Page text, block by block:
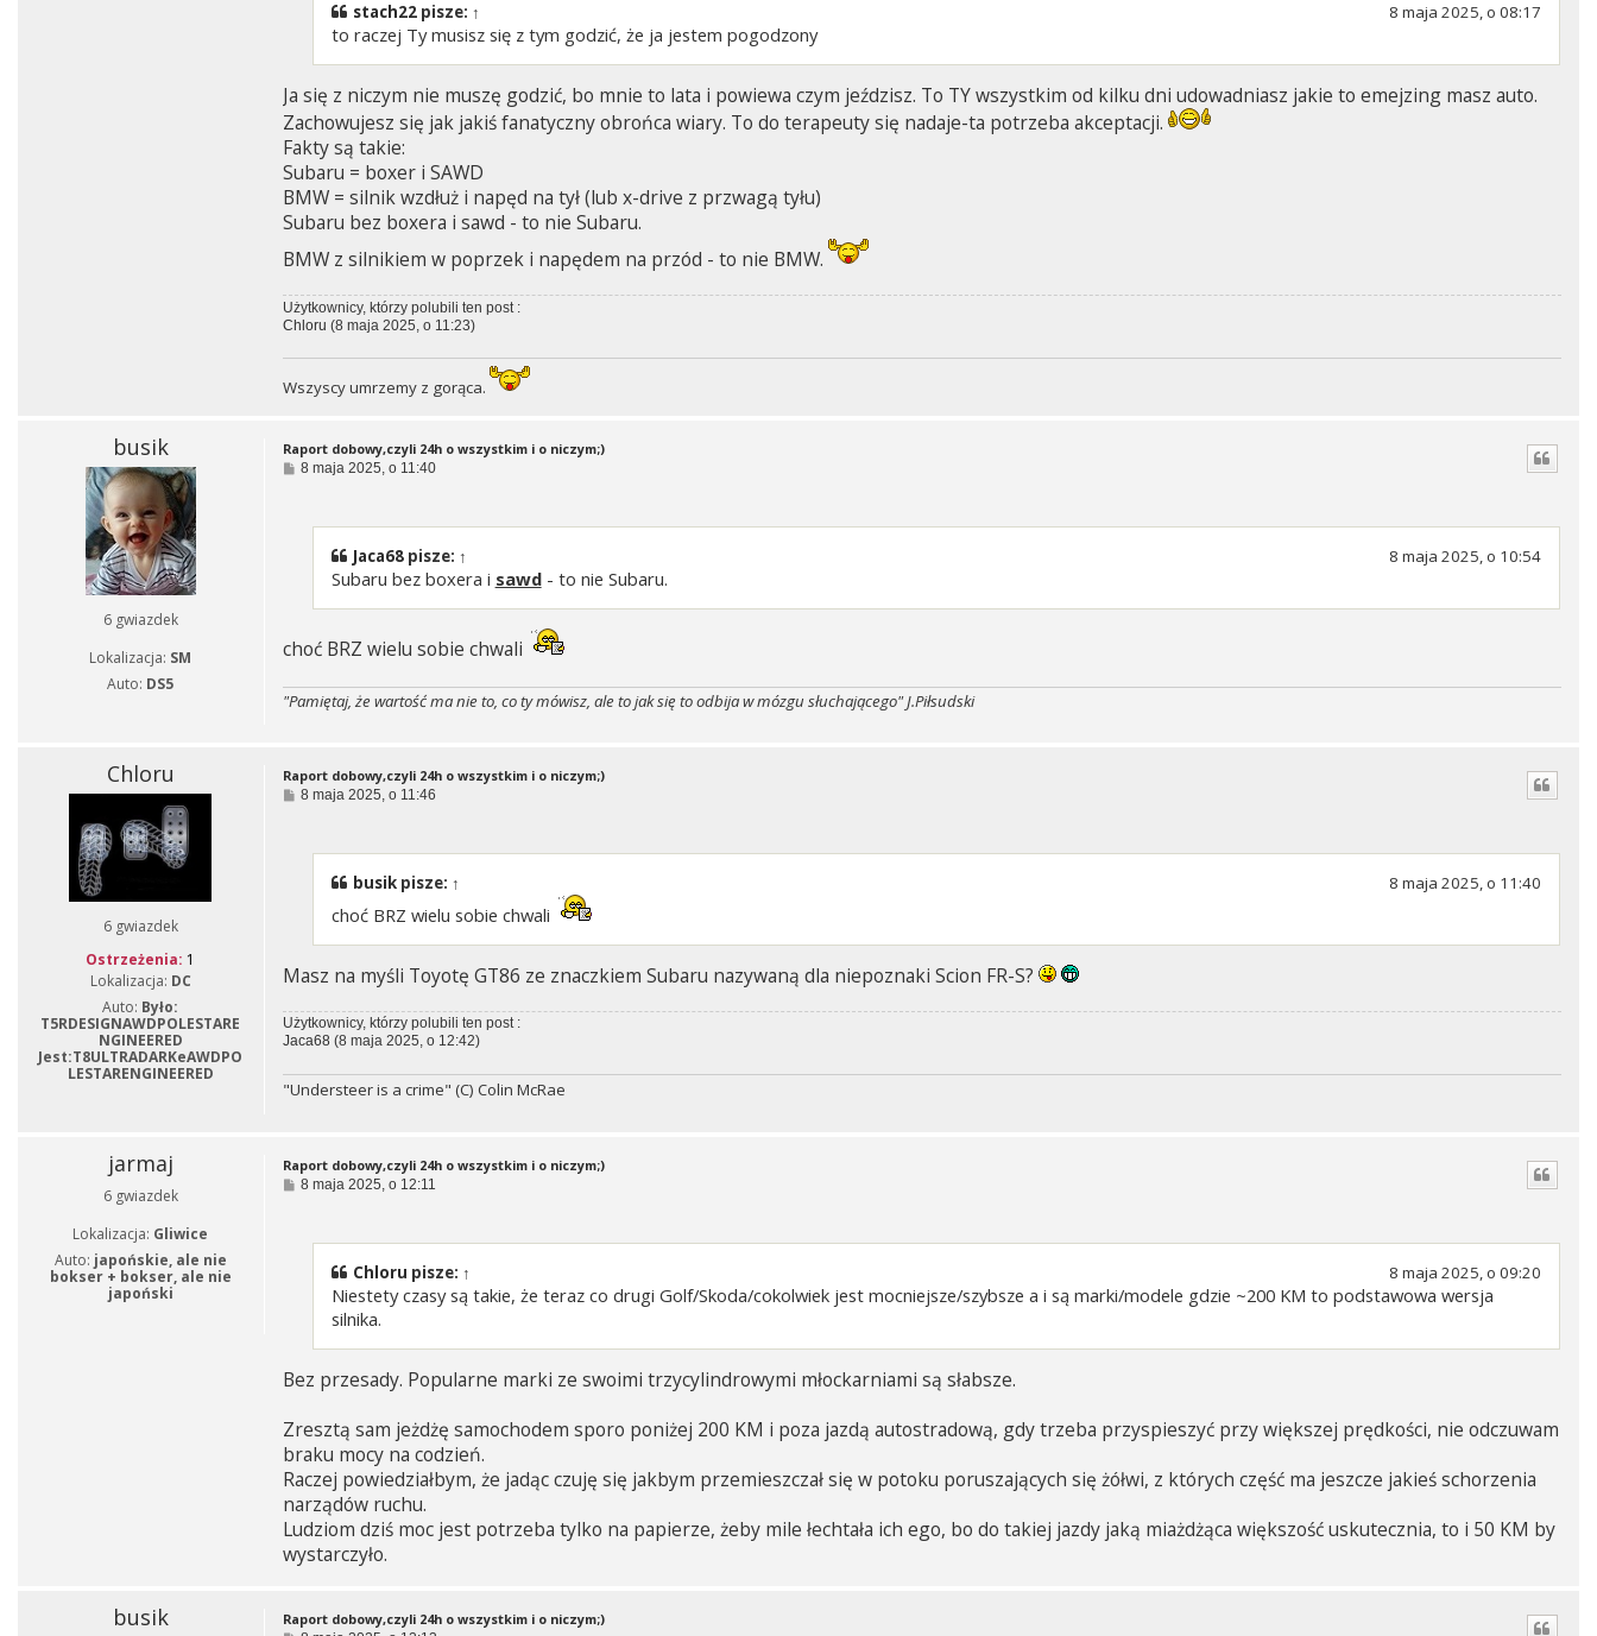
stach22pisze: ↑ 8 maja 2025, o 08:17
to raczej Ty musisz się z tym godzić, że ja jestem pogodzony
Ja się z niczym nie muszę godzić, bo mnie to lata i powiewa czym jeździsz. To TY wszystkim od kilku dni udowadniasz jakie to emejzing masz auto.
Zachowujesz się jak jakiś fanatyczny obrońca wiary. To do terapeuty się nadaje-ta potrzeba akceptacji.
Fakty są takie:
Subaru = boxer i SAWD
BMW = silnik wzdłuż i napęd na tył (lub x-drive z przwagą tyłu)
Subaru bez boxera i sawd - to nie Subaru.
BMW z silnikiem w poprzek i napędem na przód - to nie BMW.
Użytkownicy, którzy polubili ten post :
Chloru (8 maja 2025, o 11:23)
Wszyscy umrzemy z gorąca.
busik
6 gwiazdek
Lokalizacja: SM
Auto: DS5
Raport dobowy,czyli 24h o wszystkim i o niczym;)
P
8 maja 2025, o 11:40
Jaca68pisze: ↑ 8 maja 2025, o 10:54
Subaru bez boxera i sawd- to nie Subaru.
choć BRZ wielu sobie chwali
"Pamiętaj, że wartość ma nie to, co ty mówisz, ale to jak się to odbija w mózgu słuchającego" J.Piłsudski
Chloru
6 gwiazdek
Ostrzeżenia: 1
Lokalizacja: DC
Auto: Było:
T5RDESIGNAWDPOLESTARE
NGINEERED
Jest:T8ULTRADARKeAWDPO
LESTARENGINEERED
Raport dobowy,czyli 24h o wszystkim i o niczym;)
P
8 maja 2025, o 11:46
busikpisze: ↑ 8 maja 2025, o 11:40
choć BRZ wielu sobie chwali
Masz na myśli Toyotę GT86 ze znaczkiem Subaru nazywaną dla niepoznaki Scion FR-S?
Użytkownicy, którzy polubili ten post :
Jaca68 (8 maja 2025, o 12:42)
"Understeer is a crime" (C) Colin McRae
jarmaj
6 gwiazdek
Lokalizacja: Gliwice
Auto: japońskie, ale nie
bokser + bokser, ale nie
japoński
Raport dobowy,czyli 24h o wszystkim i o niczym;)
P
8 maja 2025, o 12:11
Chloru pisze: ↑ 8 maja 2025, o 09:20
Niestety czasy są takie, że teraz co drugi Golf/Skoda/cokolwiek jest mocniejsze/szybsze a i są marki/modele gdzie ~200 KM to podstawowa wersja
silnika.
Bez przesady. Popularne marki ze swoimi trzycylindrowymi młockarniami są słabsze.
Zresztą sam jeżdżę samochodem sporo poniżej 200 KM i poza jazdą autostradową, gdy trzeba przyspieszyć przy większej prędkości, nie odczuwam
braku mocy na codzień.
Raczej powiedziałbym, że jadąc czuję się jakbym przemieszczał się w potoku poruszających się żółwi, z których część ma jeszcze jakieś schorzenia
narządów ruchu.
Ludziom dziś moc jest potrzeba tylko na papierze, żeby mile łechtała ich ego, bo do takiej jazdy jaką miażdżąca większość uskutecznia, to i 50 KM by
wystarczyło.
busik Raport dobowy,czyli 24h o wszystkim i o niczym;)